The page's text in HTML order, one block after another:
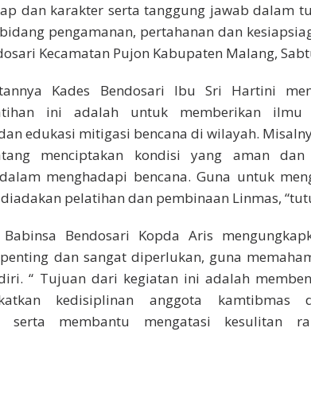
dan karakter serta tanggung jawab dalam
pengamanan, pertahanan dan
Kecamatan Pujon Kabupaten Malang,
Kades Bendosari Ibu Sri Hartini
ini adalah untuk memberikan ilmu
edukasi mitigasi bencana di wilayah.
menciptakan kondisi yang aman
menghadapi bencana. Guna untuk
pelatihan dan pembinaan Linmas,
Bendosari Kopda Aris
dan sangat diperlukan, guna
“ Tujuan dari kegiatan ini adalah
kedisiplinan anggota kamtibmas
serta membantu mengatasi kesulitan